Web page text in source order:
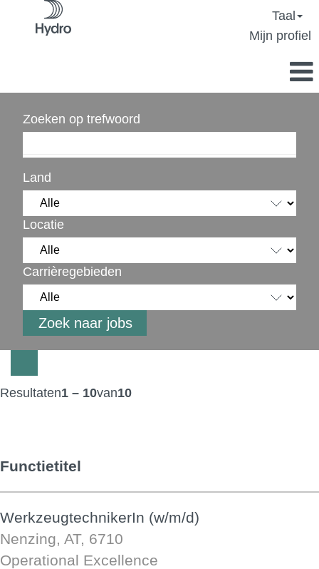
Taal
Mijn profiel
Zoeken op trefwoord
Land
Locatie
Carrièregebieden
Resultaten1 – 10van10
Functietitel
WerkzeugtechnikerIn (w/m/d)
Nenzing, AT, 6710
Operational Excellence